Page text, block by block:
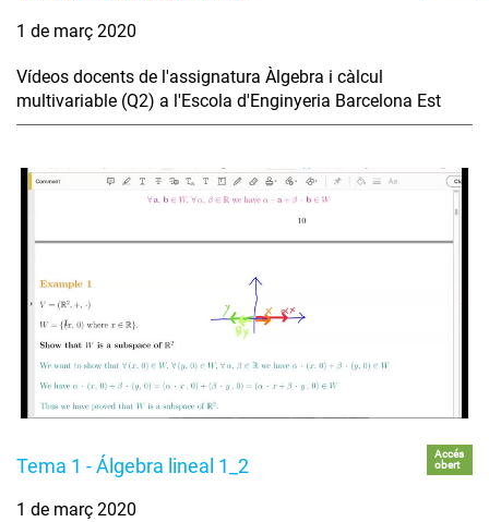
1 de març 2020
Vídeos docents de l'assignatura Àlgebra i càlcul
multivariable (Q2) a l'Escola d'Enginyeria Barcelona Est
Tema 1 - Álgebra lineal 1_2
Accés
obert
1 de març 2020